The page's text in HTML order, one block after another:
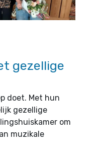
gezellige
doet. Met hun
gezellige
om
muzikale